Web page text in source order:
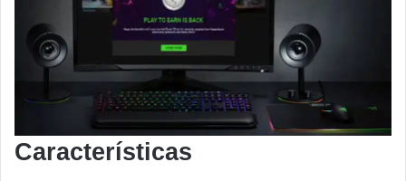
Características